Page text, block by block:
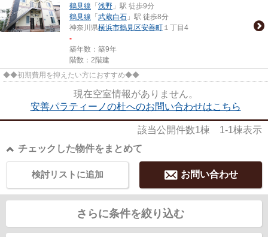
鶴見線 「 浅野 」駅 徒歩9分
鶴見線 「 武蔵白石 」駅 徒歩8分
神奈川県横浜市鶴見区安善町 １丁目4
-
築年数：築9年
階数：2階建
◆◆初期費用を抑えたい方におすすめ◆◆
現在空室情報がありません。
安善パラティーノの杜へのお問い合わせはこちら
該当公開件数1棟 1-1棟表示
チェックした物件をまとめて
お問い合わせ
検討リストに追加
さらに条件を絞り込む